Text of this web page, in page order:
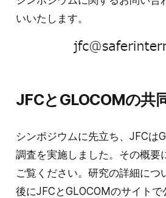
いいたします。
JFCとGLOCOMの共
シンポジウムに先立ち、JFCは
調査を実施しました。その概要
ご覧ください。研究の詳細につ
後にJFCとGLOCOMのサイトで